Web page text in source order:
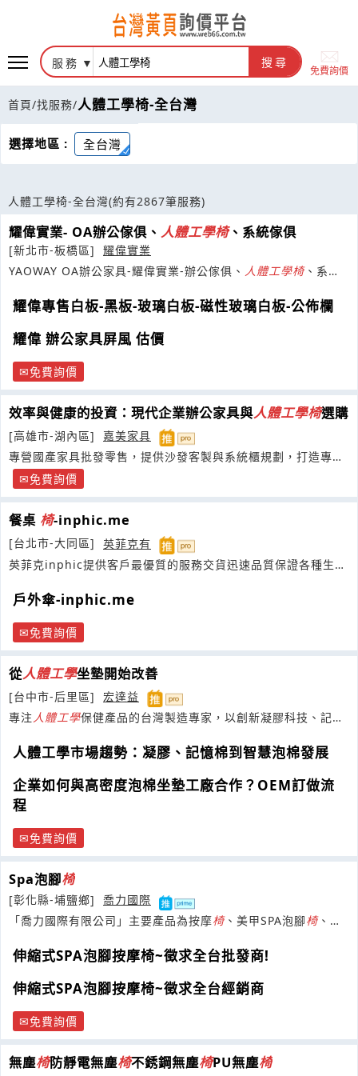
服務 搜尋
免費詢價
首頁/找服務/人體工學椅-全台灣
選擇地區 : 全台灣
人體工學椅-全台灣(約有2867筆服務)
耀偉實業- OA辦公傢俱、 人體工學椅、系統傢俱
[新北市-板橋區]
耀偉實業
YAOWAY OA辦公家具-耀偉實業-辦公傢俱、 人體工學椅、系統
耀偉專售白板-黑板-玻璃白板-磁性玻璃白板-公佈欄
耀偉 辦公家具屏風 估價
免費詢價
效率與健康的投資：現代企業辦公家具與人體工學椅選購
[高雄市-湖內區]
嘉美家具
專營國產家具批發零售，提供沙發客製與系統櫃規劃，打造專屬
居家空間
免費詢價
餐桌 椅-inphic.me
[台北市-大同區]
英菲克有
英菲克inphic提供客戶最優質的服務交貨迅速品質保證各種生產
戶外傘-inphic.me
免費詢價
從人體工學坐墊開始改善
[台中市-后里區]
宏達益
專注 人體工學保健產品的台灣製造專家，以創新凝膠科技、記憶
人體工學市場趨勢：凝膠、記憶棉到智慧泡棉發展
企業如何與高密度泡棉坐墊工廠合作？OEM訂做流
程
免費詢價
Spa泡腳椅
[彰化縣-埔鹽鄉]
喬力國際
「喬力國際有限公司」主要產品為按摩椅、美甲SPA泡腳椅、泡
伸縮式SPA泡腳按摩椅~徵求全台批發商!
伸縮式SPA泡腳按摩椅~徵求全台經銷商
免費詢價
無塵椅防靜電無塵椅不銹鋼無塵椅PU無塵椅